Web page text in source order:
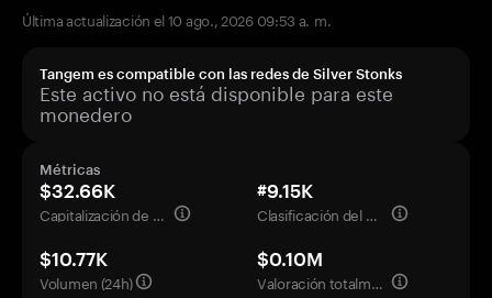
Última actualización el 10 ago., 2026 09:53 a. m.
Tangem es compatible con las redes de Silver Stonks
Este activo no está disponible para este
monedero
Métricas
$32.66K
Capitalización de mercado
#9.15K
Clasificación del mercado
$10.77K
Volumen (24h)
$0.10M
Valoración totalmente diluida